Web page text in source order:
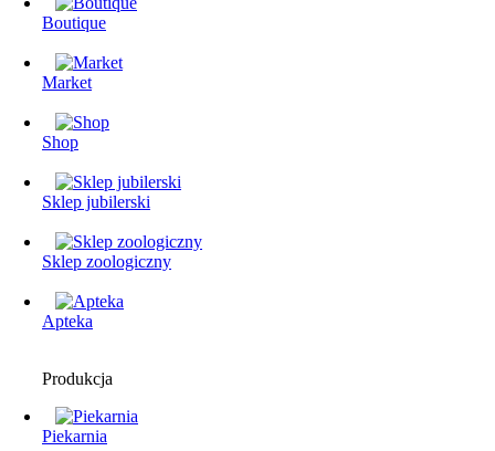
Boutique
Market
Shop
Sklep jubilerski
Sklep zoologiczny
Apteka
Produkcja
Piekarnia